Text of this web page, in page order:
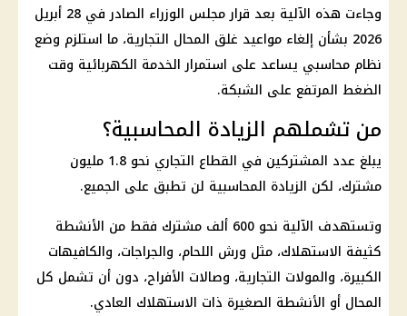
وجاءت هذه الآلية بعد قرارمجلس الوزراء
الصادر في 28 أبريل
2026 بشأن إلغاء مواعيد غلق المحال التجارية، ما استلزم وضع
نظام محاسبي يساعد على استمرار الخدمة الكهربائية وقت
الضغط المرتفع على الشبكة.
من تشملهم الزيادة المحاسبية؟
يبلغ عدد المشتركين في القطاع التجاري نحو 1.8 مليون
مشترك، لكن الزيادة المحاسبية لن تطبق على الجميع.
وتستهدف الآلية نحو 600 ألف مشترك فقط من الأنشطة
كثيفة الاستهلاك، مثل ورش اللحام، والجراجات، والكافيهات
الكبيرة، والمولات التجارية، وصالات الأفراح، دون أن تشمل كل
المحال أو الأنشطة الصغيرة ذات الاستهلاك العادي.